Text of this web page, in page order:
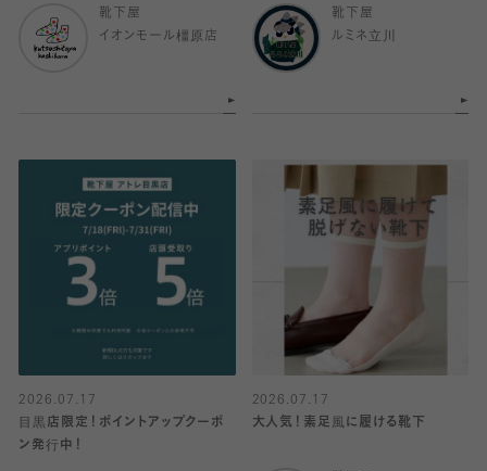
靴下屋
イオンモール橿原店
靴下屋
ルミネ立川
2026.07.17
目黒店限定！ポイントアップクーポ
ン発行中！
2026.07.17
大人気！素足風に履ける靴下